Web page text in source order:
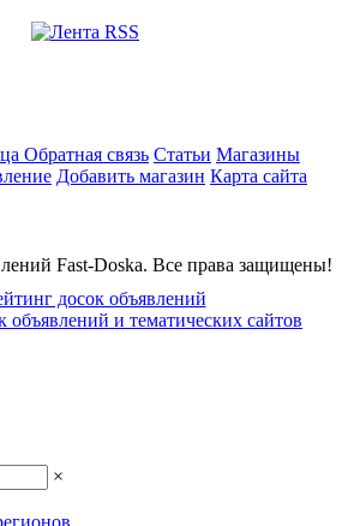
Обратная связь Статьи Магазины
Добавить магазин Карта сайта
Fast-Doska. Все права защищены!
×